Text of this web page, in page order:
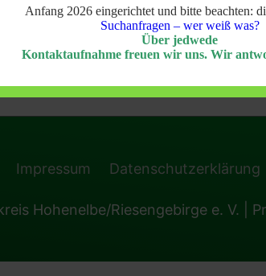
Impressum Datenschutzerklärung
Hohenelbe/Riesengebirge e. V. |
Anfang 2026 eingerichtet und bitte beachten:
Suchanfragen – wer weiß was?
Über jedwede
Kontaktaufnahme freuen wir uns. Wir